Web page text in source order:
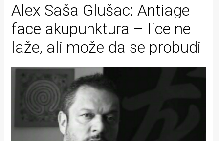
Književnost
Muzika
Film
Intervju
Kolumne
Kultura
Lifestyle
Alex Saša Glušac: Antiage
face akupunktura – lice ne
laže, ali može da se probudi